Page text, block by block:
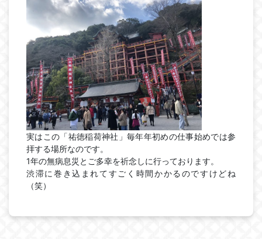
実はこの「祐徳稲荷神社」毎年年初めの仕事始めでは参
拝する場所なのです。
1年の無病息災とご多幸を祈念しに行っております。
渋滞に巻き込まれてすごく時間かかるのですけどね
（笑）